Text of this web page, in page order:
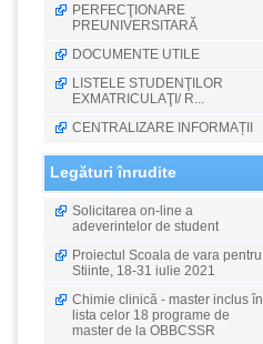
PERFECŢIONARE
PREUNIVERSITARĂ
DOCUMENTE UTILE
LISTELE STUDENŢILOR
EXMATRICULAŢI/ R...
CENTRALIZARE INFORMAȚII
Legături înrudite
Solicitarea on-line a
adeverintelor de student
Proiectul Scoala de vara pentru
Stiinte, 18-31 iulie 2021
Chimie clinică - master inclus în
lista celor 18 programe de
master de la OBBCSSR